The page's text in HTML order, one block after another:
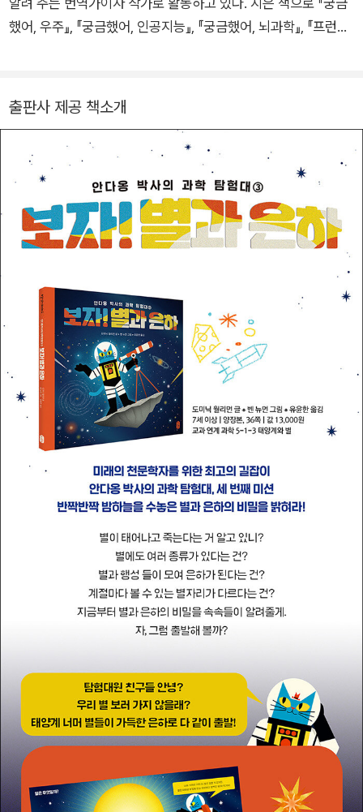
했어, 우주』, 『궁금했어, 인공지능』, 『궁금했어, 뇌과학』, 『프런티
탐험』, 『수학의 구조 대사전』, 『아카디아의 과학 파일 : 여름』, 『아
『생활에서 발견하는 재미있는 과학 55』, 『매스히어로와 숫자 도
둑』, 『몸이 보내는 신호, 잠』, 『손정의 300년 왕국의 야먕』, 『이나
모리 가즈오의 살아가는 힘』, 『스타메이커』, 『과학의 위대한 순간
들』, 『왜 석유가 문제일까?』, 『동물들의 소셜 네트워크』 등이 있
다.
출판사 제공 책소개